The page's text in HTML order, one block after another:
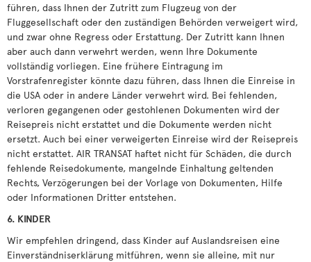
führen, dass Ihnen der Zutritt zum Flugzeug von der
Fluggesellschaft oder den zuständigen Behörden verweigert wird,
und zwar ohne Regress oder Erstattung. Der Zutritt kann Ihnen
aber auch dann verwehrt werden, wenn Ihre Dokumente
vollständig vorliegen. Eine frühere Eintragung im
Vorstrafenregister könnte dazu führen, dass Ihnen die Einreise in
die USA oder in andere Länder verwehrt wird. Bei fehlenden,
verloren gegangenen oder gestohlenen Dokumenten wird der
Reisepreis nicht erstattet und die Dokumente werden nicht
ersetzt. Auch bei einer verweigerten Einreise wird der Reisepreis
nicht erstattet. AIR TRANSAT haftet nicht für Schäden, die durch
fehlende Reisedokumente, mangelnde Einhaltung geltenden
Rechts, Verzögerungen bei der Vorlage von Dokumenten, Hilfe
oder Informationen Dritter entstehen.
6. KINDER
Wir empfehlen dringend, dass Kinder auf Auslandsreisen eine
Einverständniserklärung mitführen, wenn sie alleine, mit nur